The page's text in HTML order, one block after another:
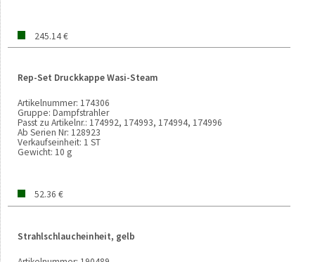
245.14 €
Rep-Set Druckkappe Wasi-Steam
Artikelnummer: 174306
Gruppe: Dampfstrahler
Passt zu Artikelnr.: 174992, 174993, 174994, 174996
Ab Serien Nr: 128923
Verkaufseinheit: 1 ST
Gewicht: 10 g
52.36 €
Strahlschlaucheinheit, gelb